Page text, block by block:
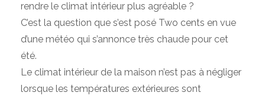
rendre le climat intérieur plus agréable ?
C’est la question que s’est posé Two cents en vue
d’une météo qui s’annonce très chaude pour cet
été.
Le climat intérieur de la maison n’est pas à négliger
lorsque les températures extérieures sont